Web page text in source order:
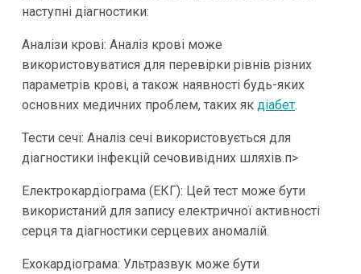
наступні діагностики:
Аналізи крові: Аналіз крові може
використовуватися для перевірки рівнів різних
параметрів крові, а також наявності будь-яких
основних медичних проблем, таких як діабет.
Тести сечі: Аналіз сечі використовується для
діагностики інфекцій сечовивідних шляхів.п>
Електрокардіограма (ЕКГ): Цей тест може бути
використаний для запису електричної активності
серця та діагностики серцевих аномалій.
Ехокардіограма: Ультразвук може бути